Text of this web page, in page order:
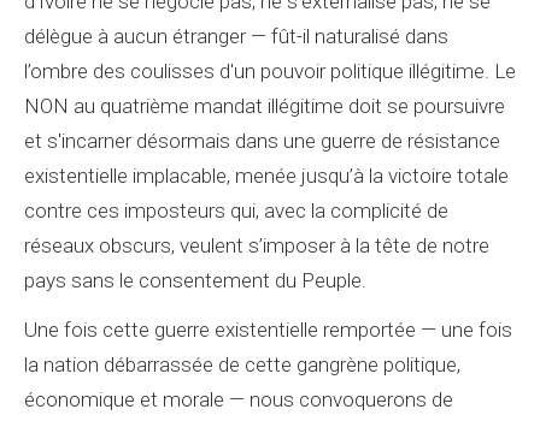
délègue à aucun étranger — fût-il naturalisé dans
l’ombre des coulisses d'un pouvoir politique illégitime. Le
NON au quatrième mandat illégitime doit se poursuivre
et s'incarner désormais dans une guerre de résistance
existentielle implacable, menée jusqu’à la victoire totale
contre ces imposteurs qui, avec la complicité de
réseaux obscurs, veulent s’imposer à la tête de notre
pays sans le consentement du Peuple.
Une fois cette guerre existentielle remportée — une fois
la nation débarrassée de cette gangrène politique,
économique et morale — nous convoquerons de